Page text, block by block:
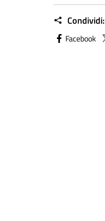
Condividi:
Facebook